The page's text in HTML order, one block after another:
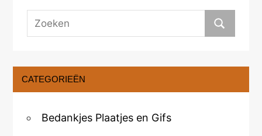
CATEGORIEËN
Bedankjes Plaatjes en Gifs